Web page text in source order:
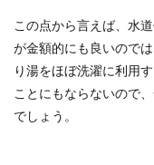
この点から言えば、水
が金額的にも良いので
り湯をほぼ洗濯に利用
ことにもならないので
でしょう。